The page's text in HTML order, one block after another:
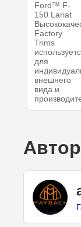
Ford™ F-
150 Lariat
Factory
Trims
для
внешнего
вида и